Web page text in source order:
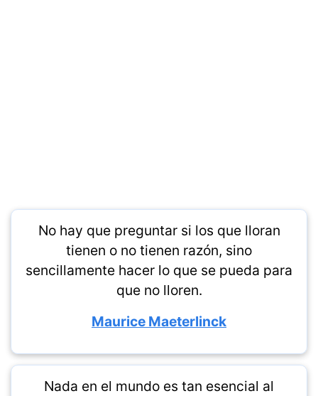
No hay que preguntar si los que lloran
tienen o no tienen razón, sino
sencillamente hacer lo que se pueda para
que no lloren.
Maurice Maeterlinck
Nada en el mundo es tan esencial al